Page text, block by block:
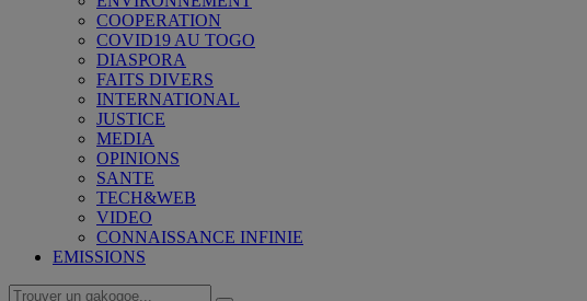
COOPERATION
COVID19 AU TOGO
DIASPORA
FAITS DIVERS
INTERNATIONAL
JUSTICE
MEDIA
OPINIONS
SANTE
TECH&WEB
VIDEO
CONNAISSANCE INFINIE
EMISSIONS